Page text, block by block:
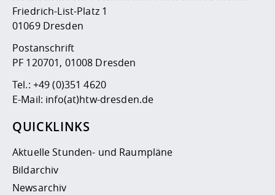
Friedrich-List-Platz 1
01069 Dresden
Postanschrift
PF 120701, 01008 Dresden
Tel.: +49 (0)351 4620
E-Mail: info(at)htw-dresden.de
QUICKLINKS
Aktuelle Stunden- und Raumpläne
Bildarchiv
Newsarchiv